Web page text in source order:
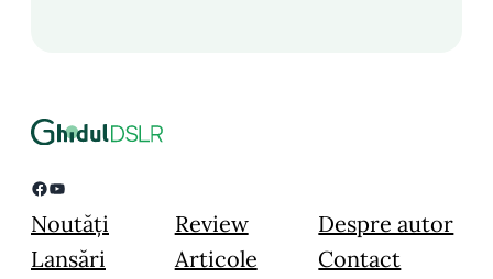
Facebook YouTube
Noutăți
Lansări
Review
Articole
Despre autor
Contact